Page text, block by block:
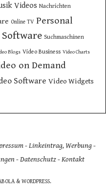
Videos Nachrichten
Online TV Personal
Software Suchmaschinen
Blogs Video Business Video Charts
on Demand
Software Video Widgets
-Linkeintrag, Werbung-
-Datenschutz-Kontakt
&WORDPRESS.